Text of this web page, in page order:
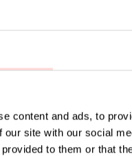
content and ads, to
our site with our social
to them or that